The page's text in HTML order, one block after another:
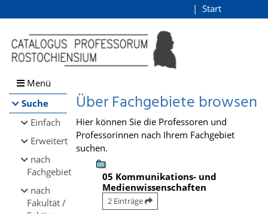
Browsen
direkt zum Inhalt
Start
Menü
Suche
Einfach
Erweitert
nach
Fachgebiet
nach
Fakultät /
Über Fachgebiete browsen
Hier können Sie die Professoren und
Professorinnen nach Ihrem Fachgebiet
suchen.
05 Kommunikations- und
Medienwissenschaften
2 Einträge